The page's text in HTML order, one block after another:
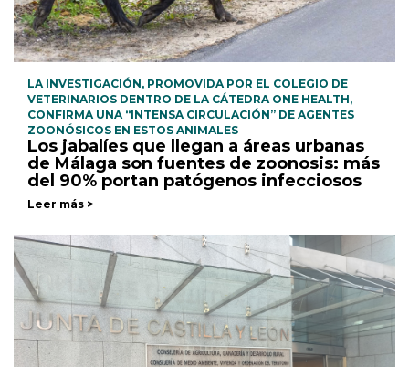
LA INVESTIGACIÓN, PROMOVIDA POR EL COLEGIO DE
VETERINARIOS DENTRO DE LA CÁTEDRA ONE HEALTH,
CONFIRMA UNA “INTENSA CIRCULACIÓN” DE AGENTES
ZOONÓSICOS EN ESTOS ANIMALES
Los jabalíes que llegan a áreas urbanas
de Málaga son fuentes de zoonosis: más
del 90% portan patógenos infecciosos
Leer más >